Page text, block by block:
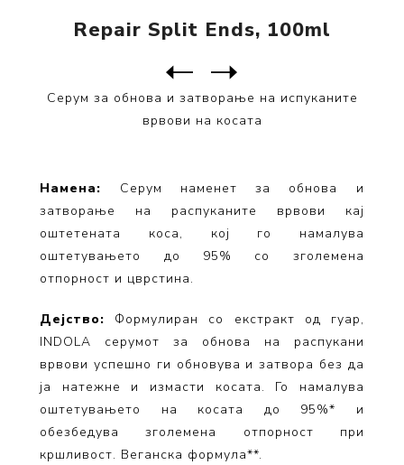
Repair Split Ends, 100ml
Серум за обнова и затворање на испуканите
врвови на косата
Намена: Серум наменет за обнова и
затворање на распуканите врвови кај
оштетената коса, кој го намалува
оштетувањето до 95% со зголемена
отпорност и цврстина.
Дејство: Формулиран со екстракт од гуар,
INDOLA серумот за обнова на распукани
врвови успешно ги обновува и затвора без да
ја натежне и измасти косата. Го намалува
оштетувањето на косата до 95%* и
обезбедува зголемена отпорност при
кршливост. Веганска формула**.